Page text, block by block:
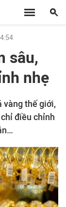
sâu,
nhẹ
vàng thế giới,
điều chỉnh